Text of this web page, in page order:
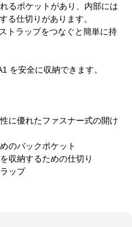
るポケットがあり、内部には
る仕切りがあります。
トラップをつなぐと簡単に持
を安全に収納できます。
に優れたファスナー式の開け
のバックポケット
収納するための仕切り
ップ